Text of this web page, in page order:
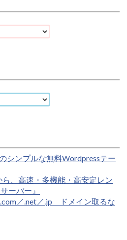
シンプルな無料Wordpressテー
ら、高速・多機能・高安定レン
ーバー』
.com／.net／.jp ドメイン取るな